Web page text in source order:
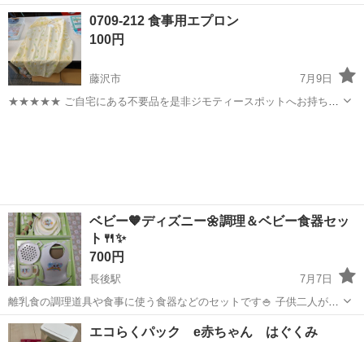
本 ・Pigeon 母乳実感乳首 Sサイズ4個、Mサイズ8個 ・3COINS プラ
スチック哺乳瓶２本（一つ蓋なし） ・らくらくミルクアタッチ...
神奈川 藤沢市 辻堂駅 ベビー用品
0709-212 食事用エプロン
100円
藤沢市
7月9日
★★★★★ ご自宅にある不要品を是非ジモティースポットへお持ち込
ベビー🧡ディズニー🌼調理＆ベビー食器セッ
ト🍴✨
700円
長後駅
7月7日
離乳食の調理道具や食事に使う食器などのセットです🍚 子供二人が使
いました☺️☺️ すり棒は付いていますが、使用していたので着色してし
まっています。新しい物に変えたほうが良いと思います🌻 食器も洗っ
神奈川 藤沢市 長後駅 ベビー用品 食器セット
エコらくパック e赤ちゃん はぐくみ